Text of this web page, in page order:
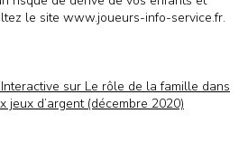
le site www.joueurs-info-service.fr.
sur Le rôle de la famille dans
jeux d’argent (décembre 2020)